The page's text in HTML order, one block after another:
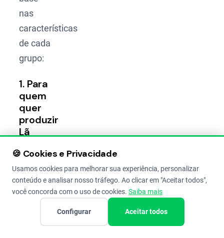
nas
características
de cada
grupo:
1. Para
quem
quer
produzir
Lã
Lanados)
O foco
aqui é o
pele é
🍪 Cookies e Privacidade
Usamos cookies para melhorar sua experiência, personalizar
conteúdo e analisar nosso tráfego. Ao clicar em "Aceitar todos",
você concorda com o uso de cookies. Saiba mais
Configurar Aceitar todos